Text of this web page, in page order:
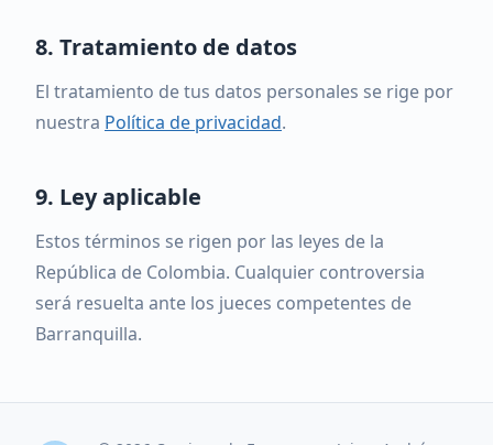
8. Tratamiento de datos
El tratamiento de tus datos personales se rige por
nuestra Política de privacidad.
9. Ley aplicable
Estos términos se rigen por las leyes de la
República de Colombia. Cualquier controversia
será resuelta ante los jueces competentes de
Barranquilla.